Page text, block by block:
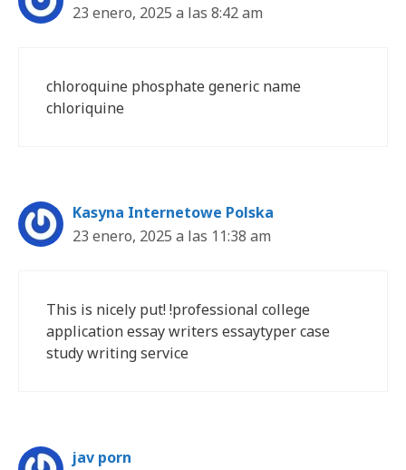
23 enero, 2025 a las 8:42 am
chloroquine phosphate generic name
chloriquine
Kasyna Internetowe Polska
23 enero, 2025 a las 11:38 am
This is nicely put! !professional college
application essay writers essaytyper case
study writing service
jav porn